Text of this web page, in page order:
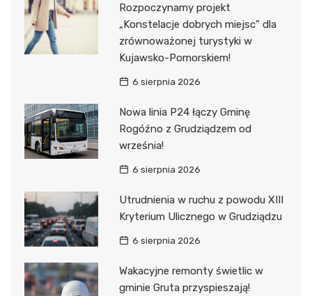
Rozpoczynamy projekt
„Konstelacje dobrych miejsc” dla
zrównoważonej turystyki w
Kujawsko-Pomorskiem!
6 sierpnia 2026
Nowa linia P24 łączy Gminę
Rogóźno z Grudziądzem od
września!
6 sierpnia 2026
Utrudnienia w ruchu z powodu XIII
Kryterium Ulicznego w Grudziądzu
6 sierpnia 2026
Wakacyjne remonty świetlic w
gminie Gruta przyspieszają!